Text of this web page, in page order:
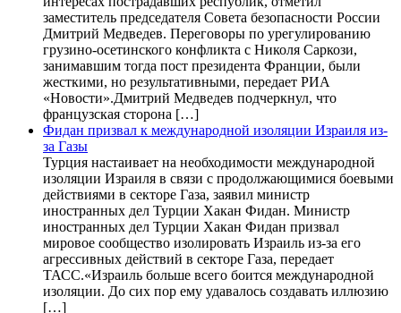
заместитель председателя Совета безопасности России
Дмитрий Медведев. Переговоры по урегулированию
грузино-осетинского конфликта с Николя Саркози,
занимавшим тогда пост президента Франции, были
жесткими, но результативными, передает РИА
«Новости».Дмитрий Медведев подчеркнул, что
французская сторона […]
Фидан призвал к международной изоляции Израиля из-
за Газы
Турция настаивает на необходимости международной
изоляции Израиля в связи с продолжающимися боевыми
действиями в секторе Газа, заявил министр
иностранных дел Турции Хакан Фидан. Министр
иностранных дел Турции Хакан Фидан призвал
мировое сообщество изолировать Израиль из-за его
агрессивных действий в секторе Газа, передает
ТАСС.«Израиль больше всего боится международной
изоляции. До сих пор ему удавалось создавать иллюзию
[…]